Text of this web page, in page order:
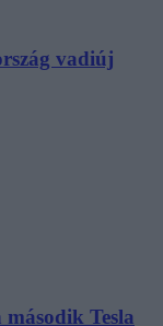
vadiúj
Tesla